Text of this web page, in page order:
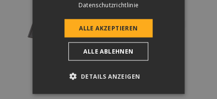
ZENIT MAX
Datenschutzrichtlinie
ALLE AKZEPTIEREN
ALLE ABLEHNEN
DETAILS ANZEIGEN